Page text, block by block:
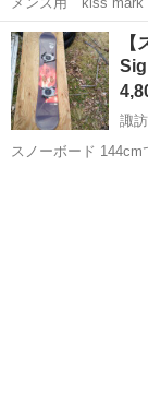
な状態で保管してあります
是非検討下さい！
長野 諏訪市
諏
スノーボード